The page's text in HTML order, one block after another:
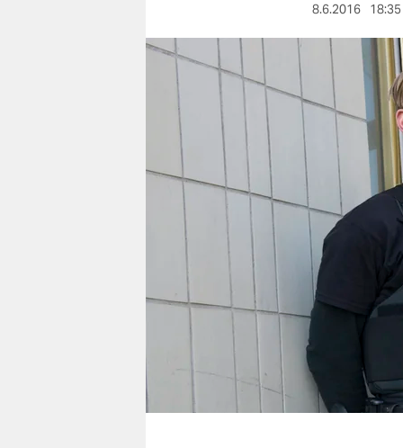
berlin
nord
wahrheit
verlag
verlag
veranstaltungen
fragen & hilfe
genossenschaft
8.6.2016